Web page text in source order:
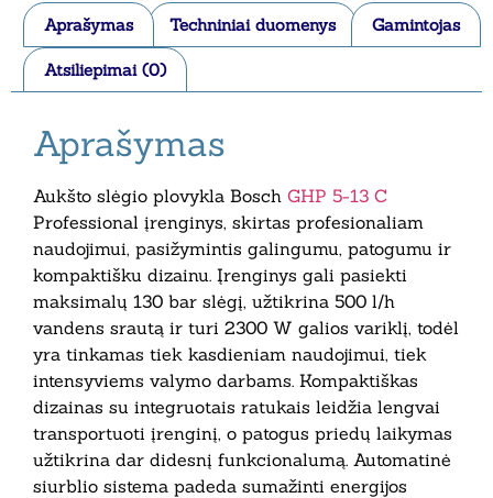
Aprašymas Techniniai duomenys Gamintojas
Atsiliepimai (0)
Aprašymas
Aukšto slėgio plovykla Bosch GHP 5-13 C
Professional įrenginys, skirtas profesionaliam
naudojimui, pasižymintis galingumu, patogumu ir
kompaktišku dizainu. Įrenginys gali pasiekti
maksimalų 130 bar slėgį, užtikrina 500 l/h
vandens srautą ir turi 2300 W galios variklį, todėl
yra tinkamas tiek kasdieniam naudojimui, tiek
intensyviems valymo darbams. Kompaktiškas
dizainas su integruotais ratukais leidžia lengvai
transportuoti įrenginį, o patogus priedų laikymas
užtikrina dar didesnį funkcionalumą. Automatinė
siurblio sistema padeda sumažinti energijos